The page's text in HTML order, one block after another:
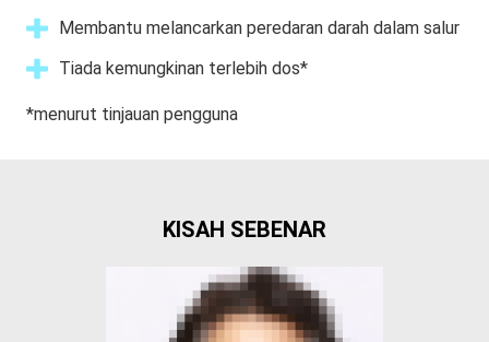
Membantu melancarkan peredaran darah dalam salur
Tiada kemungkinan terlebih dos*
*menurut tinjauan pengguna
KISAH SEBENAR